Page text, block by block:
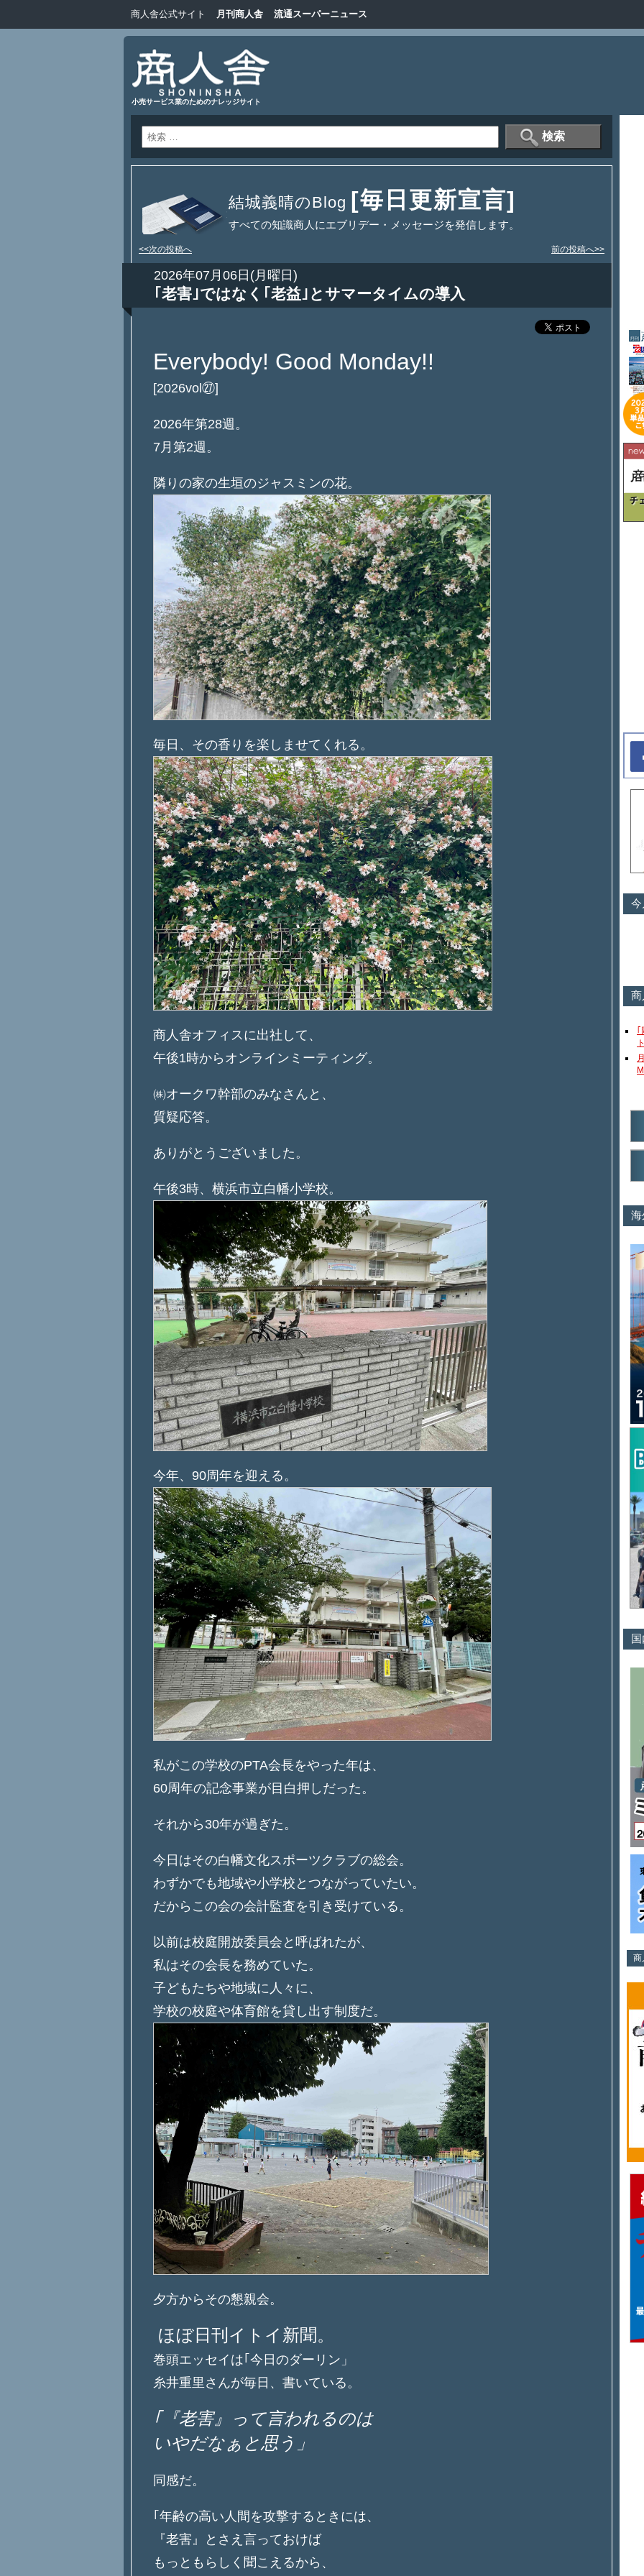
商人舎公式サイト 月刊商人舎 流通スーパーニュース
小売サービス業のためのナレッジサイト
結城義晴のBlog [毎日更新宣言]
すべての知識商人にエブリデー・メッセージを発信します。
<<次の投稿へ 前の投稿へ>>
2026年07月06日(月曜日)
｢老害｣ではなく｢老益｣とサマータイムの導入
Everybody! Good Monday!!
[2026vol㉗]
2026年第28週。
7月第2週。
隣りの家の生垣のジャスミンの花。
毎日、その香りを楽しませてくれる。
商人舎オフィスに出社して、
午後1時からオンラインミーティング。
㈱オークワ幹部のみなさんと、
質疑応答。
ありがとうございました。
午後3時、横浜市立白幡小学校。
今年、90周年を迎える。
私がこの学校のPTA会長をやった年は、
60周年の記念事業が目白押しだった。
それから30年が過ぎた。
今日はその白幡文化スポーツクラブの総会。
わずかでも地域や小学校とつながっていたい。
だからこの会の会計監査を引き受けている。
以前は校庭開放委員会と呼ばれたが、
私はその会長を務めていた。
子どもたちや地域に人々に、
学校の校庭や体育館を貸し出す制度だ。
夕方からその懇親会。
ほぼ日刊イトイ新聞。
巻頭エッセイは｢今日のダーリン」
糸井重里さんが毎日、書いている。
｢『老害』って言われるのは
いやだなぁと思う」
同感だ。
｢年齢の高い人間を攻撃するときには、
『老害』とさえ言っておけば
もっともらしく聞こえるから、
｢
商